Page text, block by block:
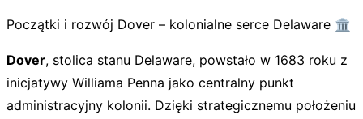
Początki i rozwój Dover – kolonialne serce Delaware 🏛️
Dover, stolica stanu Delaware, powstało w 1683 roku z
inicjatywy Williama Penna jako centralny punkt
administracyjny kolonii. Dzięki strategicznemu położeniu